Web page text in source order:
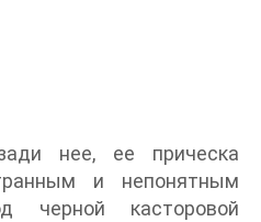
нее, ее прическа
и непонятным
черной касторовой